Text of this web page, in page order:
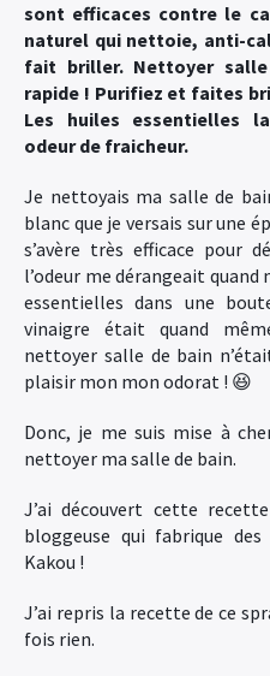
sont efficaces contre le
naturel qui nettoie, anti-
fait briller. Nettoyer
rapide ! Purifiez et faites
Les huiles essentielles
odeur de fraicheur.
Je nettoyais ma salle de
blanc que je versais sur une
s’avère très efficace pour
l’odeur me dérangeait quand
essentielles dans une
vinaigre était quand
nettoyer salle de bain
plaisir mon mon odorat ! 😆
Donc, je me suis mise à
nettoyer ma salle de bain.
J’ai découvert cette
bloggeuse qui fabrique
Kakou !
J’ai repris la recette de ce
fois rien.